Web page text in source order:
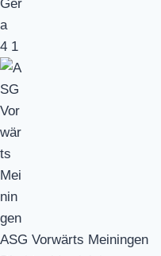
4 1
ASG Vorwärts Meiningen